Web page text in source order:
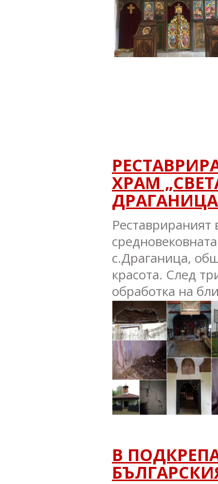
ХРАМ
ДРАГАНИЦА
Реставрираният
с.Драганица,
красота. След
обработка на
В